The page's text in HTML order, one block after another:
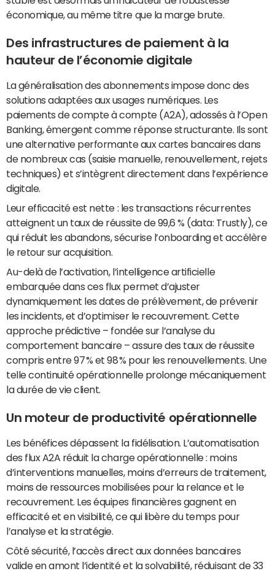
économique, au même titre que la marge brute.
Des infrastructures de paiement à la
hauteur de l’économie digitale
La généralisation des abonnements impose donc des
solutions adaptées aux usages numériques. Les
paiements de compte à compte (A2A), adossés à l’Open
Banking, émergent comme réponse structurante. Ils sont
une alternative performante aux cartes bancaires dans
de nombreux cas (saisie manuelle, renouvellement, rejets
techniques) et s’intègrent directement dans l’expérience
digitale.
Leur efficacité est nette : les transactions récurrentes
atteignent un taux de réussite de 99,6 % (data: Trustly), ce
qui réduit les abandons, sécurise l’onboarding et accélère
le retour sur acquisition.
Au-delà de l’activation, l’intelligence artificielle
embarquée dans ces flux permet d’ajuster
dynamiquement les dates de prélèvement, de prévenir
les incidents, et d’optimiser le recouvrement. Cette
approche prédictive – fondée sur l’analyse du
comportement bancaire – assure des taux de réussite
compris entre 97 % et 98 % pour les renouvellements. Une
telle continuité opérationnelle prolonge mécaniquement
la durée de vie client.
Un moteur de productivité opérationnelle
Les bénéfices dépassent la fidélisation. L’automatisation
des flux A2A réduit la charge opérationnelle : moins
d’interventions manuelles, moins d’erreurs de traitement,
moins de ressources mobilisées pour la relance et le
recouvrement. Les équipes financières gagnent en
efficacité et en visibilité, ce qui libère du temps pour
l’analyse et la stratégie.
Côté sécurité, l’accès direct aux données bancaires
valide en amont l’identité et la solvabilité, réduisant de 33